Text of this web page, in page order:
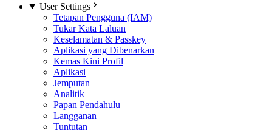
User Settings
Tetapan Pengguna (IAM)
Tukar Kata Laluan
Keselamatan & Passkey
Aplikasi yang Dibenarkan
Kemas Kini Profil
Aplikasi
Jemputan
Analitik
Papan Pendahulu
Langganan
Tuntutan